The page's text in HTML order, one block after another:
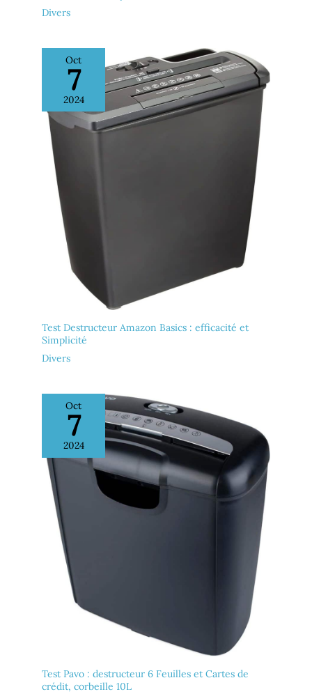
CLIENT EN FRANCE – Appelez l’équipe française du
Divers
Oct
7
2024
Test Destructeur Amazon Basics : efficacité et
Simplicité
Divers
Oct
7
2024
Test Pavo : destructeur 6 Feuilles et Cartes de
crédit, corbeille 10L